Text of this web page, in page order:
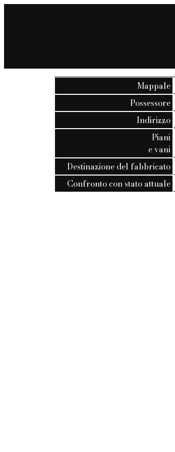
Mappale
Possessore
Indirizzo
Piani
e vani
Destinazione del fabbricato
Confronto con stato attuale